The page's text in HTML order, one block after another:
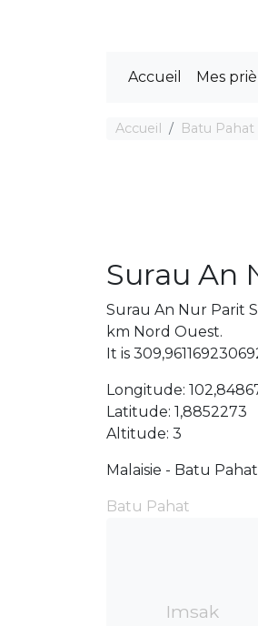
Accueil Mes
Accueil Batu Pahat
Surau An
Surau An Nur Parit
km Nord Ouest.
It is
Longitude:
Latitude: 1,8852273
Altitude: 3
Malaisie - Batu Pahat
Batu Pahat
Imsak